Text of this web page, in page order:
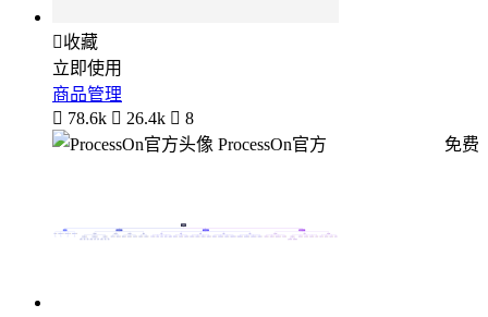
收藏
立即使用
商品管理
 78.6k  26.4k  8
ProcessOn官方
免费